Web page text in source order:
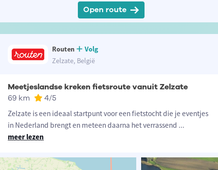
Open route
Routen
Volg
Zelzate, België
Meetjeslandse kreken fietsroute vanuit Zelzate
69 km 4/5
Zelzate is een ideaal startpunt voor een fietstocht die je eventjes
in Nederland brengt en meteen daarna het verrassend ...
meer lezen